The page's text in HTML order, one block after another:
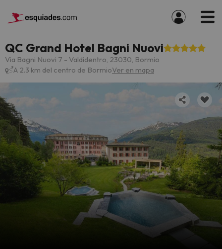
QC Grand Hotel Bagni Nuovi
Via Bagni Nuovi 7 - Valdidentro, 23030, Bormio
A 2.3 km del centro de BormioVer en mapa